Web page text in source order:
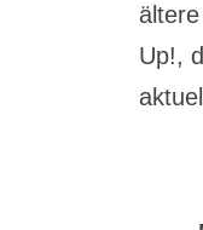
Up!,